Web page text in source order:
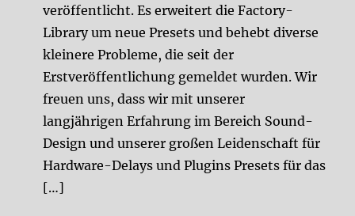
veröffentlicht. Es erweitert die Factory-
Library um neue Presets und behebt diverse
kleinere Probleme, die seit der
Erstveröffentlichung gemeldet wurden. Wir
freuen uns, dass wir mit unserer
langjährigen Erfahrung im Bereich Sound-
Design und unserer großen Leidenschaft für
Hardware-Delays und Plugins Presets für das
[…]